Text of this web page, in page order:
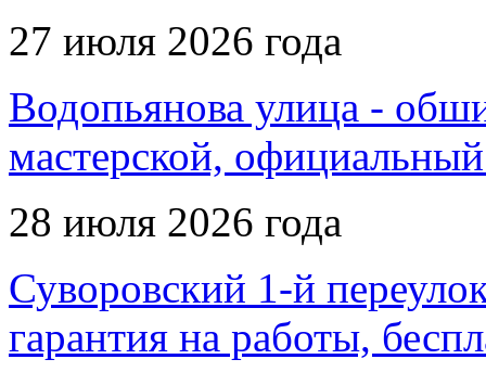
27 июля 2026 года
Водопьянова улица -
мастерской,
28 июля 2026 года
Суворовский 1-й
гарантия на работы,